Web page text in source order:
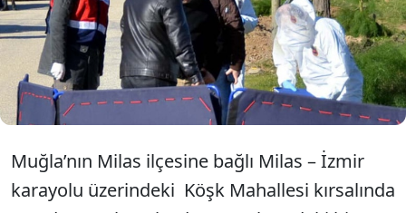
istismarda bulunup tecavüz etti, ardından
bağladıkları direkte işkence yapıp ölüme terk etti.
Yoldan geçenlerin tesadüfen bulduğu kişi yoğun
bakım ünitesinde tedavi altına alındı.
Muğla’nın Milas ilçesine bağlı Milas – İzmir
karayolu üzerindeki Köşk Mahallesi kırsalında